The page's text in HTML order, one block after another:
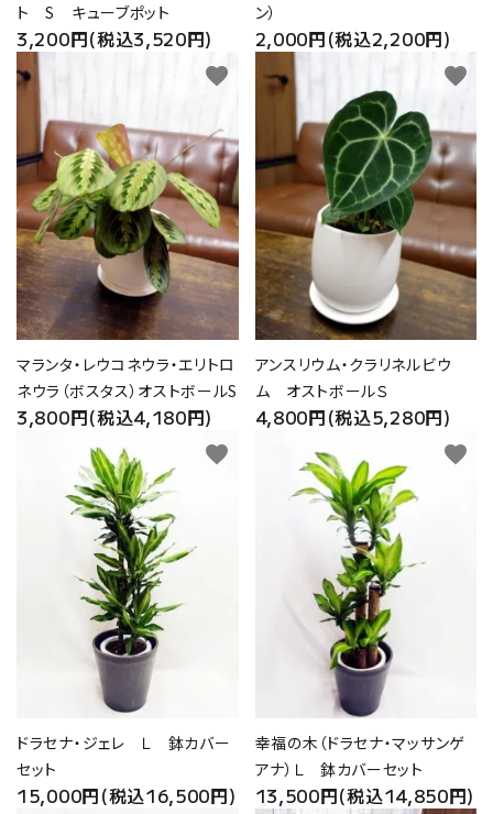
ト S キューブポット
3,200円(税込3,520円)
ン）
2,000円(税込2,200円)
マランタ・レウコネウラ・エリトロ
ネウラ（ボスタス）オストボールS
3,800円(税込4,180円)
favorite
アンスリウム・クラリネルビウ
ム オストボールＳ
4,800円(税込5,280円)
favorite
ドラセナ・ジェレ Ｌ 鉢カバー
セット
15,000円(税込16,500円)
favorite
幸福の木（ドラセナ・マッサンゲ
アナ）Ｌ 鉢カバーセット
13,500円(税込14,850円)
favorite